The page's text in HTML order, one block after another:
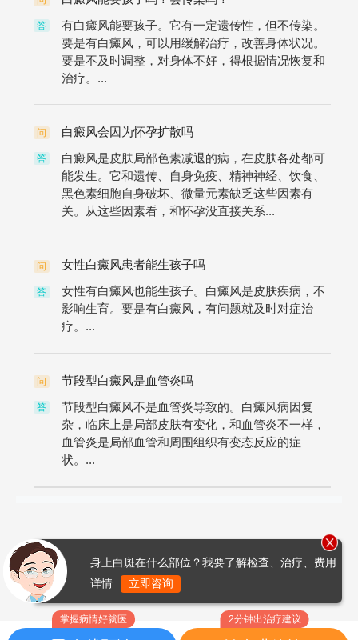
答
有白癜风能要孩子。它有一定遗传性，但不传染。
要是有白癜风，可以用缓解治疗，改善身体状况。
要是不及时调整，对身体不好，得根据情况恢复和
治疗。...
问 白癜风会因为怀孕扩散吗
答
白癜风是皮肤局部色素减退的病，在皮肤各处都可
能发生。它和遗传、自身免疫、精神神经、饮食、
黑色素细胞自身破坏、微量元素缺乏这些因素有
关。从这些因素看，和怀孕没直接关系...
问 女性白癜风患者能生孩子吗
答
女性有白癜风也能生孩子。白癜风是皮肤疾病，不
影响生育。要是有白癜风，有问题就及时对症治
疗。...
问 节段型白癜风是血管炎吗
答
节段型白癜风不是血管炎导致的。白癜风病因复
杂，临床上是局部皮肤有变化，和血管炎不一样，
血管炎是局部血管和周围组织有变态反应的症
状。...
掌握病情好就医 2分钟出治疗建议
身上白斑在什么部位？我要了解检查、治疗、费用
详情
立即咨询